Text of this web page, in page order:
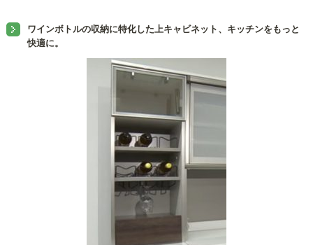
ワインボトルの収納に特化した上キャビネット、キッチンをもっと
快適に。